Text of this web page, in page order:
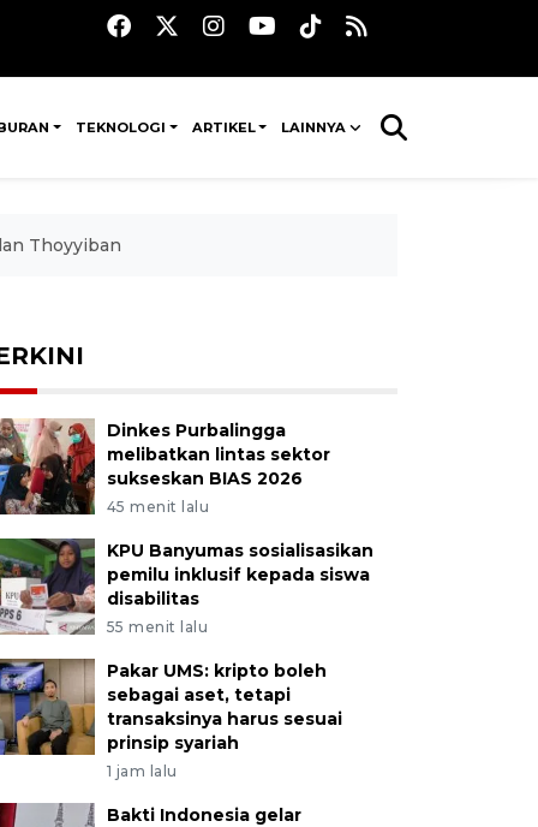
TEKNOLOGI ARTIKEL LAINNYA
Thoyyiban
Dinkes Purbalingga
melibatkan lintas sektor
sukseskan BIAS 2026
45 menit lalu
KPU Banyumas sosialisasikan
pemilu inklusif kepada siswa
disabilitas
55 menit lalu
Pakar UMS: kripto boleh
sebagai aset, tetapi
transaksinya harus sesuai
prinsip syariah
1 jam lalu
Bakti Indonesia gelar